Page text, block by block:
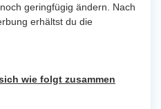
geringfügig ändern. Nach
erhältst du die
wie folgt zusammen